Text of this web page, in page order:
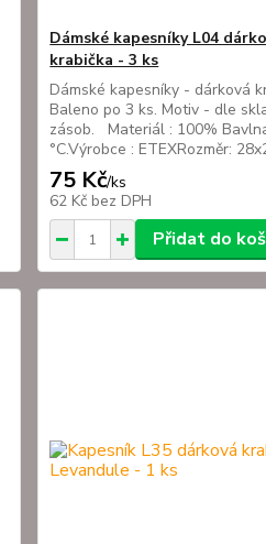
Dámské kapesníky L04
krabička - 3 ks
Dámské kapesníky - dárková
Baleno po 3 ks. Motiv - dle
zásob. Materiál : 100%
°C.Výrobce : ETEXRozměr:
75 Kč/ks
62 Kč bez DPH
Přidat do